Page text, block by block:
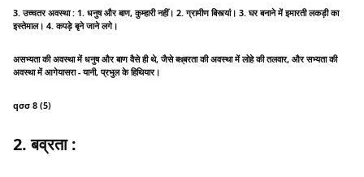
3. उच्चतर अवस्था : 1. धनुष और बाण, कुम्हारी नहीं। 2. ग्रामीण बिस्त्यां। 3. घर बनाने में इमारती लकड़ी का
इस्तेमाल। 4. कपड़े बृने जाने लगे।
असभ्यता की अवस्था में धनुष और बाण वैसे ही थे, जैसे बর্बरता की अवस्था में लोहे की तलवार, और सभ्यता की
अवस्था में आगेयासरा - यानी, प्रभुल के हिथियार।
qσσ 8 (5)
2. बव्रता :